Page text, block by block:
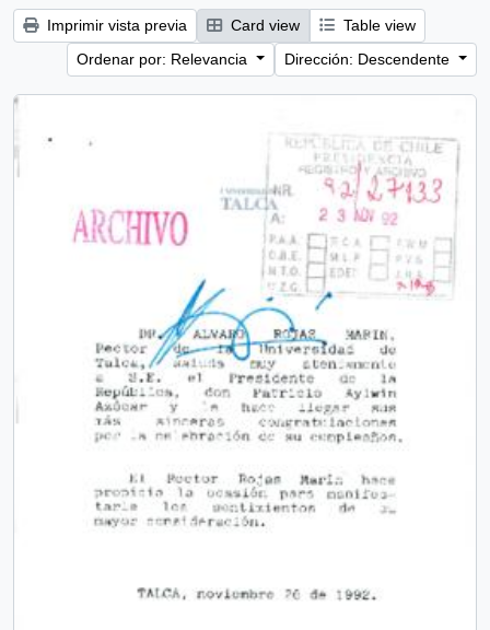
Imprimir vista previa Card view
Table view
Ordenar por: Relevancia
Dirección: Descendente